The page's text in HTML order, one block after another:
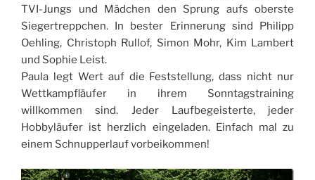
TVI-Jungs und Mädchen den Sprung aufs oberste
Siegertreppchen. In bester Erinnerung sind Philipp
Oehling, Christoph Rullof, Simon Mohr, Kim Lambert
und Sophie Leist.
Paula legt Wert auf die Feststellung, dass nicht nur
Wettkampfläufer in ihrem Sonntagstraining
willkommen sind. Jeder Laufbegeisterte, jeder
Hobbyläufer ist herzlich eingeladen. Einfach mal zu
einem Schnupperlauf vorbeikommen!